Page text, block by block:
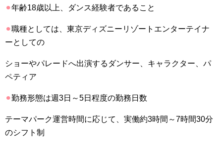
⚫︎年齢18歳以上、ダンス経験者であること
⚫︎職種としては、東京ディズニーリゾートエンターテイナ
ーとしての
ショーやパレードへ出演するダンサー、キャラクター、パ
ペティア
⚫︎勤務形態は週3日～5日程度の勤務日数
テーマパーク運営時間に応じて、実働約3時間～7時間30分
のシフト制